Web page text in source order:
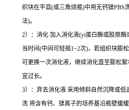
织块在平皿(或三角烧瓶)中用无钙镁PBS
法)。
2）：消化 加入消化液(yi蛋白酶或胶原
当时间(中间可轻摇1~2次)，若组织块膨
可更换一次消化液，继续消化直至膨松
宜过长。
3）：弃去消化液 采用倾斜自然沉降或
洗 将含有钙、镁离子的培养基沿瓶壁缓